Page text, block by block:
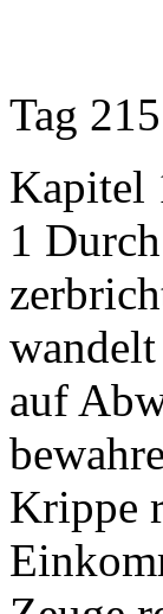
Tag
Kapitel
1
auf
Krippe